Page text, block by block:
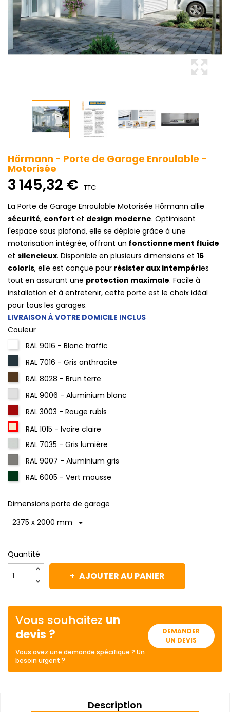
Hörmann - Porte de Garage Enroulable -
Motorisée
3 145,32 € TTC
La Porte de Garage Enroulable Motorisée Hörmann allie
sécurité, confort et design moderne. Optimisant
l'espace sous plafond, elle se déploie grâce à une
motorisation intégrée, offrant un fonctionnement fluide
et silencieux. Disponible en plusieurs dimensions et 16
coloris, elle est conçue pour résister aux intempéries
tout en assurant une protection maximale. Facile à
installation et à entretenir, cette porte est le choix idéal
pour tous les garages.
LIVRAISON À VOTRE DOMICILE INCLUS
Couleur
RAL 9016 - Blanc traffic
RAL 7016 - Gris anthracite
RAL 8028 - Brun terre
RAL 9006 - Aluminium blanc
RAL 3003 - Rouge rubis
RAL 1015 - Ivoire claire
RAL 7035 - Gris lumière
RAL 9007 - Aluminium gris
RAL 6005 - Vert mousse
Dimensions porte de garage
Quantité
AJOUTER AU PANIER
Vous souhaitez un
devis ?
Vous avez une demande spécifique ? Un
besoin urgent ?
DEMANDER
UN DEVIS
Description